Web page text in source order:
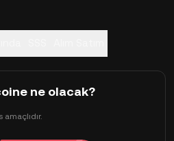
ne olacak?